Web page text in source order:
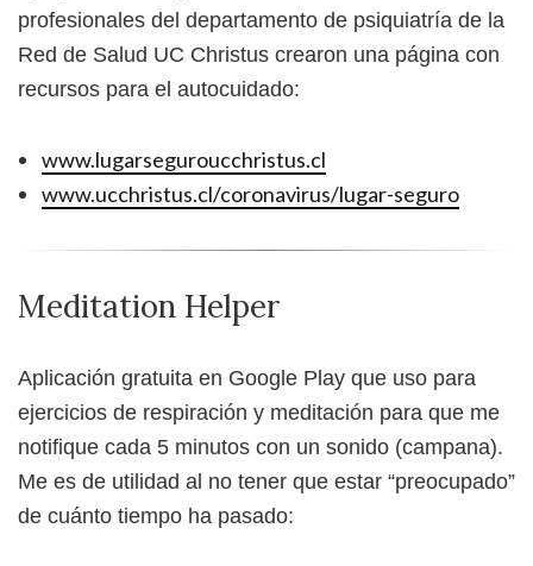
profesionales del departamento de psiquiatría de la
Red de Salud UC Christus crearon una página con
recursos para el autocuidado:
www.lugarseguroucchristus.cl
www.ucchristus.cl/coronavirus/lugar-seguro
Meditation Helper
Aplicación gratuita en Google Play que uso para
ejercicios de respiración y meditación para que me
notifique cada 5 minutos con un sonido (campana).
Me es de utilidad al no tener que estar “preocupado”
de cuánto tiempo ha pasado: